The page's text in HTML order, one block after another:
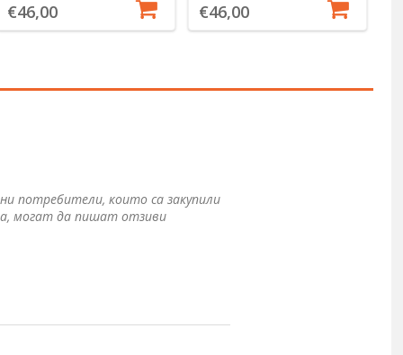
€46,00 €46,00
потребители, които са закупили
могат да пишат отзиви